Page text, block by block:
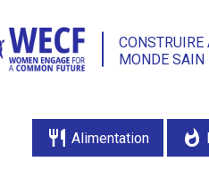
CONSTRUIRE
MONDE SAIN
restaurant Alimentation whatshot